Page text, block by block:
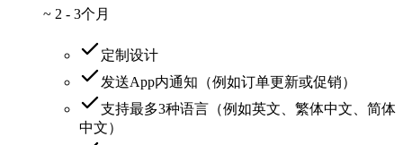
~ 2 - 3个月
定制设计
发送App内通知（例如订单更新或促销）
支持最多3种语言（例如英文、繁体中文、简体
中文）